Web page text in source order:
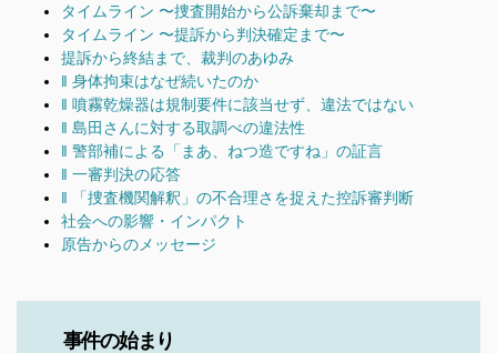
タイムライン 〜捜査開始から公訴棄却まで〜
タイムライン 〜提訴から判決確定まで〜
提訴から終結まで、裁判のあゆみ
‖ 身体拘束はなぜ続いたのか
‖ 噴霧乾燥器は規制要件に該当せず、違法ではない
‖ 島田さんに対する取調べの違法性
‖ 警部補による「まあ、ねつ造ですね」の証言
‖ 一審判決の応答
‖ 「捜査機関解釈」の不合理さを捉えた控訴審判断
社会への影響・インパクト
原告からのメッセージ
事件の始まり